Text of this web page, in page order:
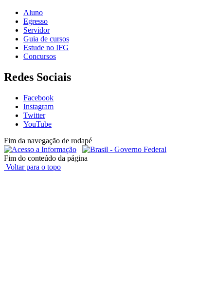
Aluno
Egresso
Servidor
Guia de cursos
Estude no IFG
Concursos
Redes Sociais
Facebook
Instagram
Twitter
YouTube
Fim da navegação de rodapé
Fim do conteúdo da página
Voltar para o topo